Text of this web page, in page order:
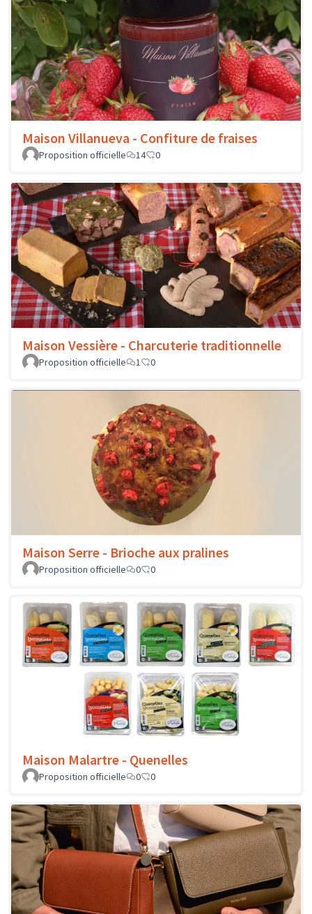
Maison Villanueva - Confiture de fraises
Proposition officielle 14 0
Maison Vessière - Charcuterie traditionnelle
Proposition officielle 1 0
Maison Serre - Brioche aux pralines
Proposition officielle 0 0
Maison Malartre - Quenelles
Proposition officielle 0 0